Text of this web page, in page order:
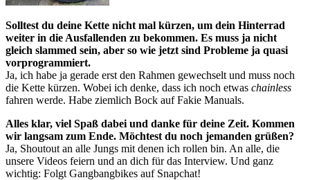
Solltest du deine Kette nicht mal kürzen, um dein Hinterrad
weiter in die Ausfallenden zu bekommen. Es muss ja nicht
gleich slammed sein, aber so wie jetzt sind Probleme ja quasi
vorprogrammiert.
Ja, ich habe ja gerade erst den Rahmen gewechselt und muss noch
die Kette kürzen. Wobei ich denke, dass ich noch etwas chainless
fahren werde. Habe ziemlich Bock auf Fakie Manuals.
Alles klar, viel Spaß dabei und danke für deine Zeit. Kommen
wir langsam zum Ende. Möchtest du noch jemanden grüßen?
Ja, Shoutout an alle Jungs mit denen ich rollen bin. An alle, die
unsere Videos feiern und an dich für das Interview. Und ganz
wichtig: Folgt Gangbangbikes auf Snapchat!